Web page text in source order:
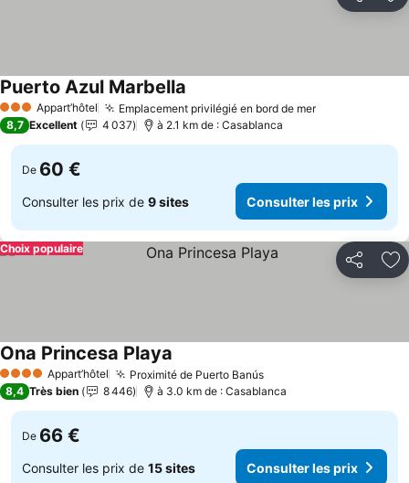
3 ÉtoilesAppart’hôtel Emplacement privilégié en bord de mer
Puerto Azul Marbella
8,7 Excellent 4 037 à 2.1 km de : Casablanca
De 60 €
Consulter les prix de 9 sites Consulter les prix
Partager
Choix populaire
4 Étoiles Appart’hôtel Proximité de Puerto Banús
Ona Princesa Playa
8,4 Très bien 8 446 à 3.0 km de : Casablanca
De 66 €
Consulter les prix de 15 sites Consulter les prix